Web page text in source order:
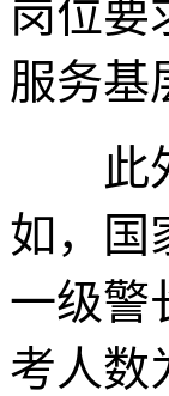
岗位要
服务基
此外
如，国
一级警
考人数